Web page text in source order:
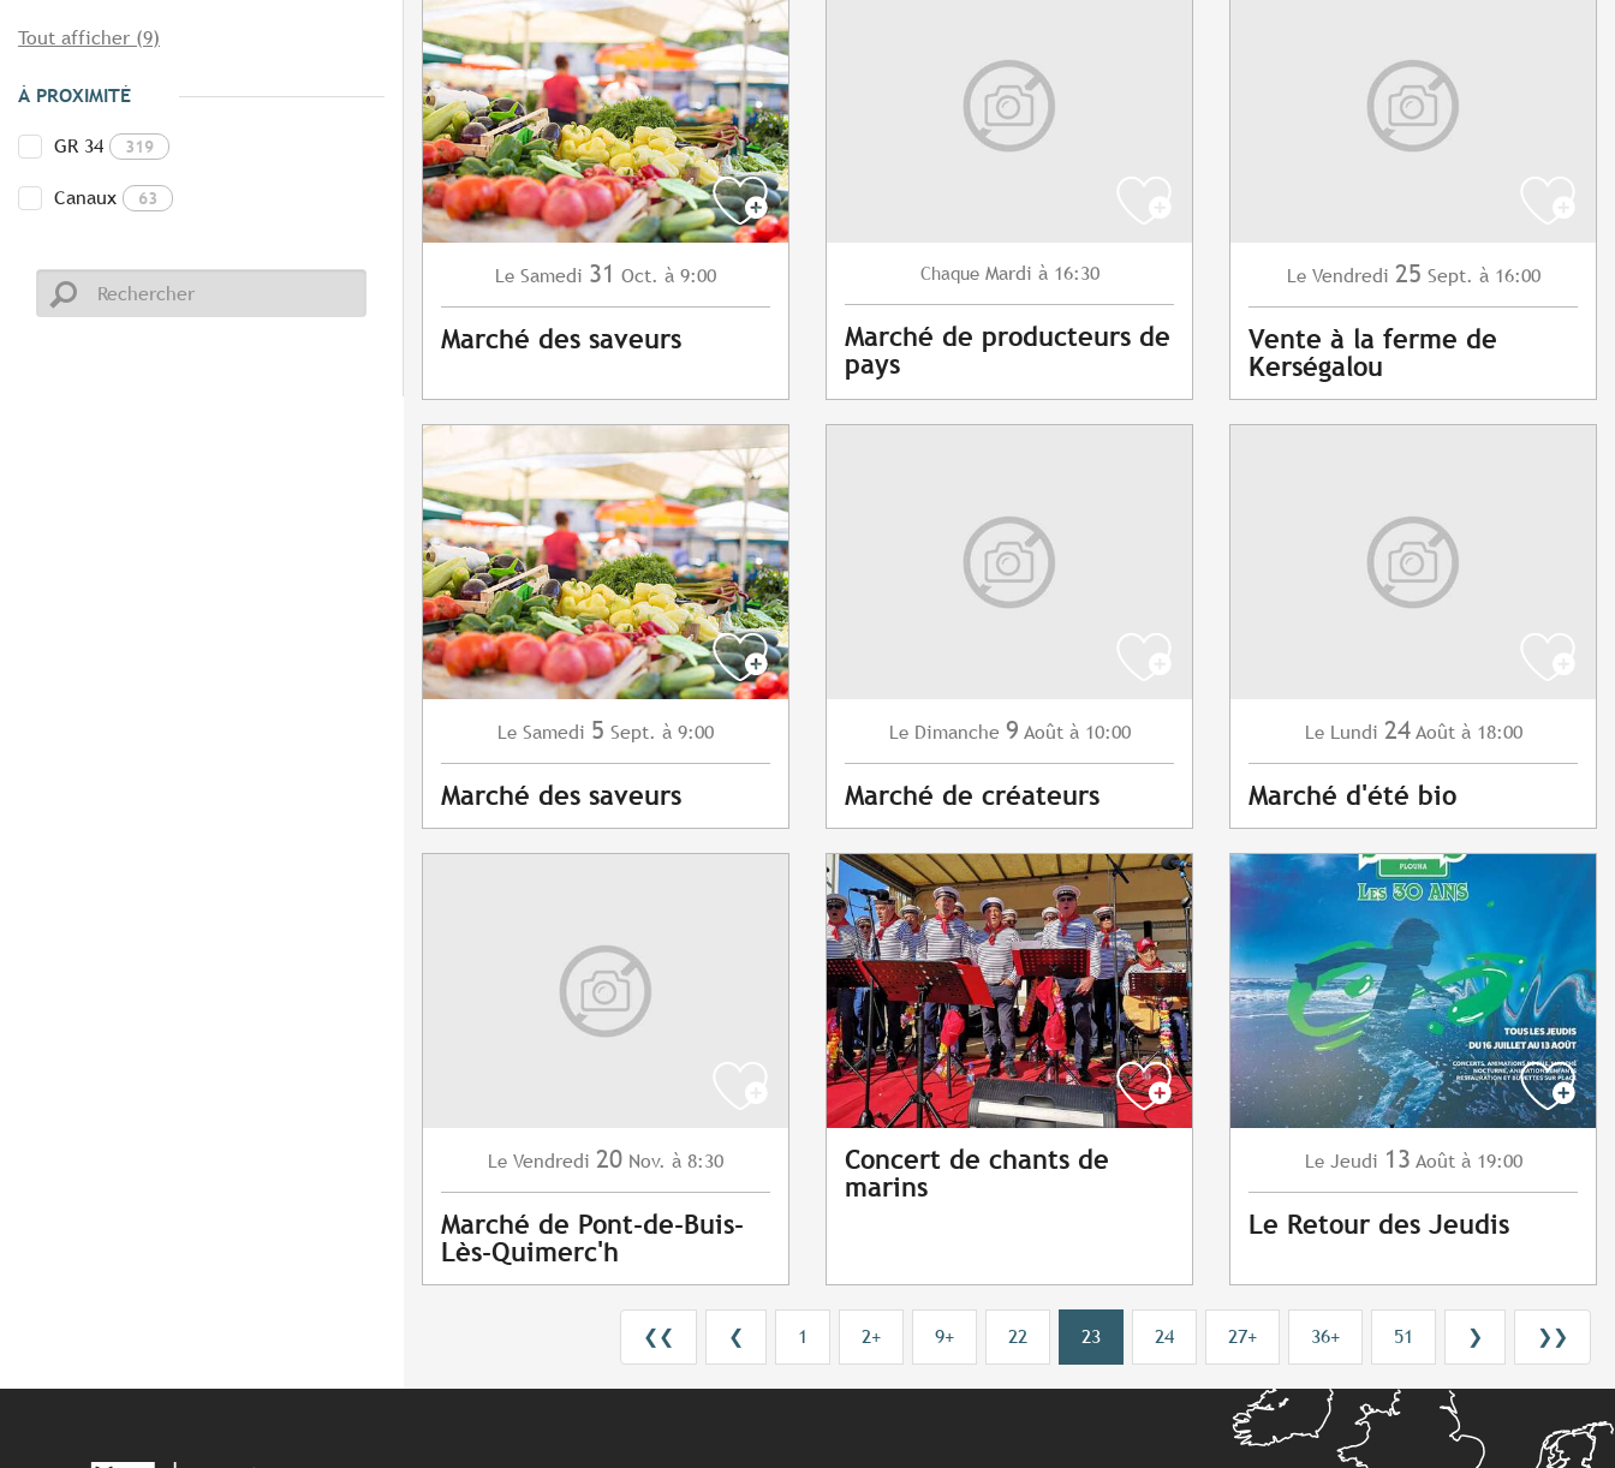
Tout afficher (9)
À PROXIMITÉ
GR 34 319
Canaux 63
Le Samedi 31 Oct. à 9:00
Marché des saveurs
Chaque Mardi à 16:30
Marché de producteurs de
pays
Le Vendredi 25 Sept. à 16:00
Vente à la ferme de
Kerségalou
Le Samedi 5 Sept. à 9:00
Marché des saveurs
Le Dimanche 9 Août à 10:00
Marché de créateurs
Le Lundi 24 Août à 18:00
Marché d'été bio
Le Vendredi 20 Nov. à 8:30
Marché de Pont-de-Buis-
Lès-Quimerc'h
Concert de chants de
marins
Le Jeudi 13 Août à 19:00
Le Retour des Jeudis
❮❮ ❮ 1 2+ 9+ 22 23 24 27+ 36+ 51 ❯ ❯❯